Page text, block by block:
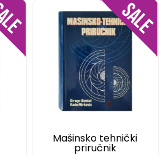
DODAJ
NA
Mašinsko tehnički
priručnik
NA